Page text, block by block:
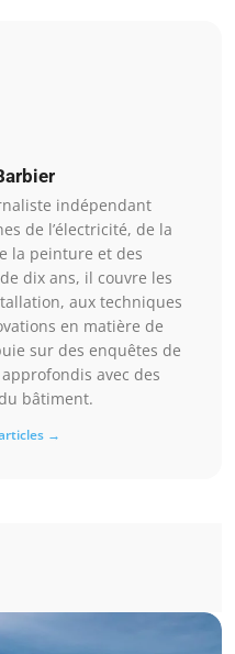
indépendant
de l’électricité, de la
la peinture et des
dix ans, il couvre les
aux techniques
en matière de
sur des enquêtes de
avec des
bâtiment.
→